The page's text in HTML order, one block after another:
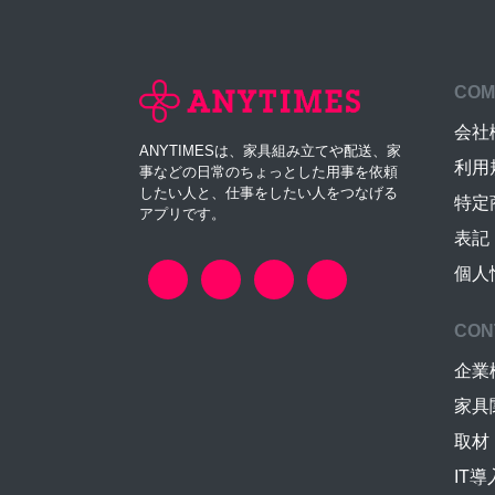
ANYTIMESは、家具組み立てや配送、家
事などの日常のちょっとした用事を依頼
したい人と、仕事をしたい人をつなげる
アプリです。
会社
利用
特定
表記
個人
企業
家具
取材
IT導